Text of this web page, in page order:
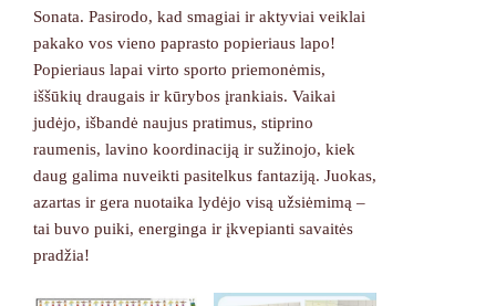
Sonata. Pasirodo, kad smagiai ir aktyviai veiklai
pakako vos vieno paprasto popieriaus lapo!
Popieriaus lapai virto sporto priemonėmis,
iššūkių draugais ir kūrybos įrankiais. Vaikai
judėjo, išbandė naujus pratimus, stiprino
raumenis, lavino koordinaciją ir sužinojo, kiek
daug galima nuveikti pasitelkus fantaziją. Juokas,
azartas ir gera nuotaika lydėjo visą užsiėmimą –
tai buvo puiki, energinga ir įkvepianti savaitės
pradžia!